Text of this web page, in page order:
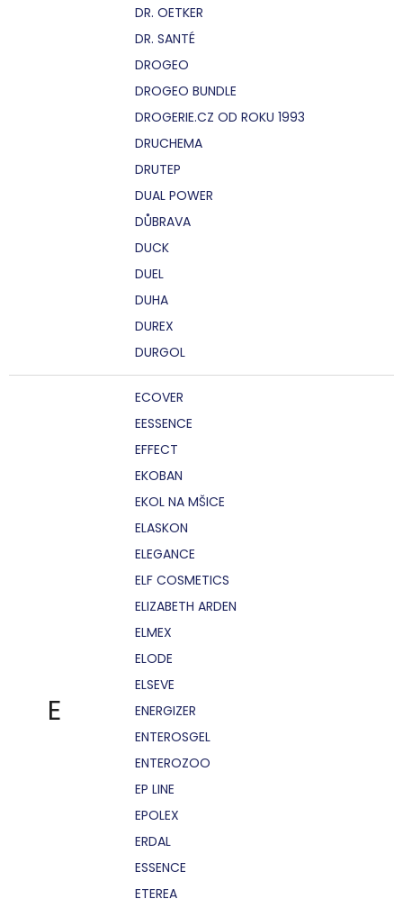
DR. OETKER
DR. SANTÉ
DROGEO
DROGEO BUNDLE
DROGERIE.CZ OD ROKU 1993
DRUCHEMA
DRUTEP
DUAL POWER
DŮBRAVA
DUCK
DUEL
DUHA
DUREX
DURGOL
E
ECOVER
EESSENCE
EFFECT
EKOBAN
EKOL NA MŠICE
ELASKON
ELEGANCE
ELF COSMETICS
ELIZABETH ARDEN
ELMEX
ELODE
ELSEVE
ENERGIZER
ENTEROSGEL
ENTEROZOO
EP LINE
EPOLEX
ERDAL
ESSENCE
ETEREA